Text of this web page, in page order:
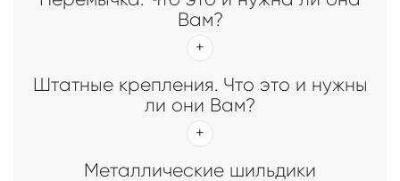
Вам?
Штатные крепления. Что это и нужны
ли они Вам?
Металлические шильдики